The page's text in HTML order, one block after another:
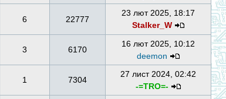
6 22777
23 лют 2025, 18:17
Stalker_W
3 6170
16 лют 2025, 10:12
deemon
1 7304
27 лист 2024, 02:42
-=TRO=-